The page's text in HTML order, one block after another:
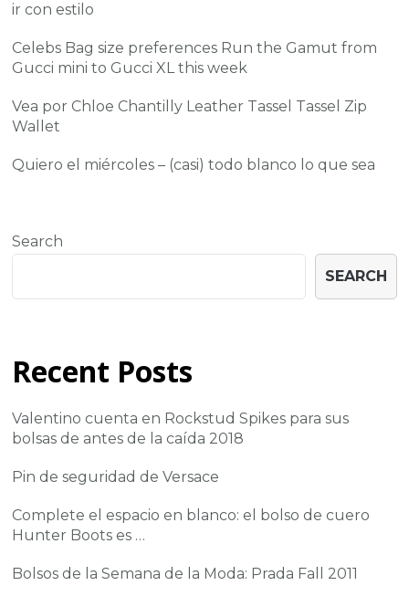
ir con estilo
Celebs Bag size preferences Run the Gamut from
Gucci mini to Gucci XL this week
Vea por Chloe Chantilly Leather Tassel Tassel Zip
Wallet
Quiero el miércoles – (casi) todo blanco lo que sea
Search
SEARCH
Recent Posts
Valentino cuenta en Rockstud Spikes para sus
bolsas de antes de la caída 2018
Pin de seguridad de Versace
Complete el espacio en blanco: el bolso de cuero
Hunter Boots es …
Bolsos de la Semana de la Moda: Prada Fall 2011